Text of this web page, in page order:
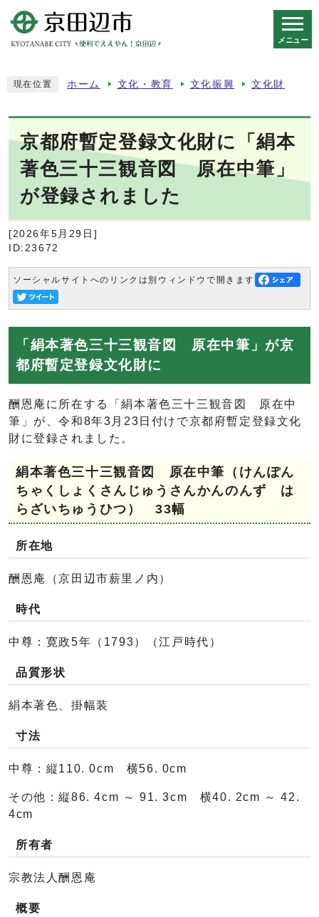
メニュー
現在位置 ホーム 文化・教育 文化振興 文化財
京都府暫定登録文化財に「絹本
著色三十三観音図 原在中筆」
が登録されました
[2026年5月29日]
ID:23672
ソーシャルサイトへのリンクは別ウィンドウで開きます
「絹本著色三十三観音図 原在中筆」が京
都府暫定登録文化財に
酬恩庵に所在する「絹本著色三十三観音図 原在中
筆」が、令和8年3月23日付けで京都府暫定登録文化
財に登録されました。
絹本著色三十三観音図 原在中筆（けんぽん
ちゃくしょくさんじゅうさんかんのんず は
らざいちゅうひつ） 33幅
所在地
酬恩庵（京田辺市薪里ノ内）
時代
中尊：寛政5年（1793）（江戸時代）
品質形状
絹本著色、掛幅装
寸法
中尊：縦110. 0cm 横56. 0cm
その他：縦86. 4cm ～ 91. 3cm 横40. 2cm ～ 42.
4cm
所有者
宗教法人酬恩庵
概要